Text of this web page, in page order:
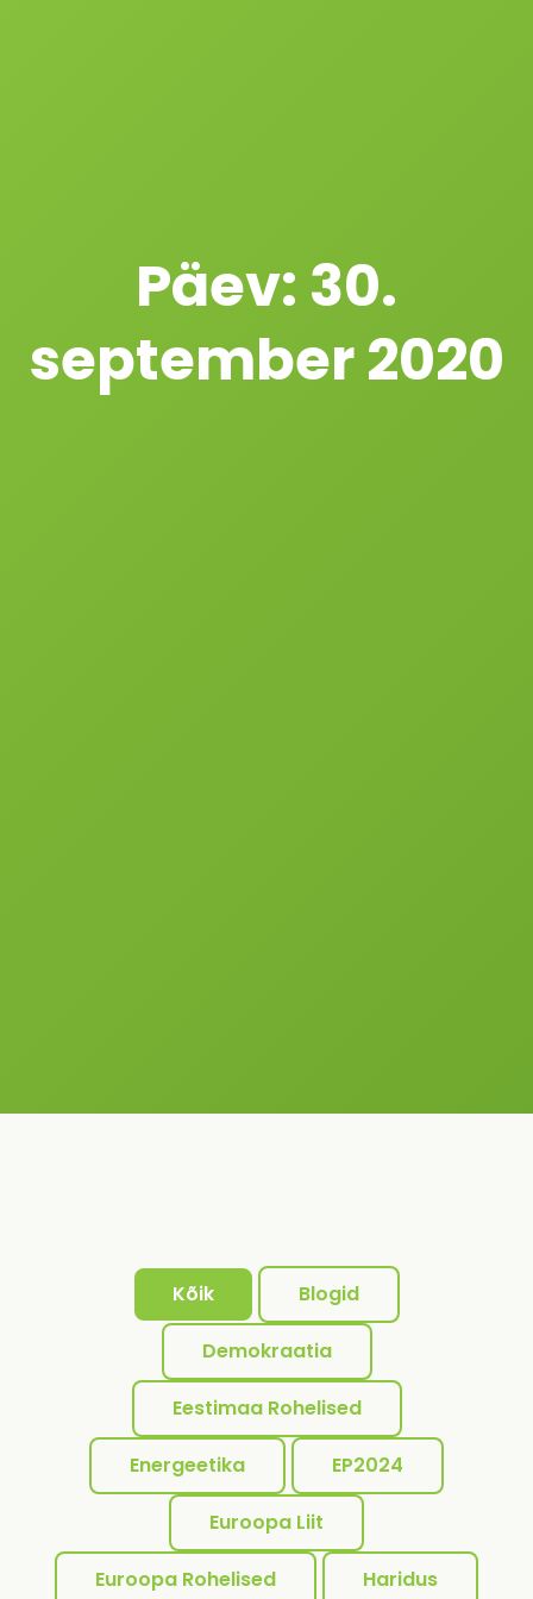
Päev: 30.
september 2020
Kõik Blogid
Demokraatia
Eestimaa Rohelised
Energeetika EP2024
Euroopa Liit
Euroopa Rohelised Haridus